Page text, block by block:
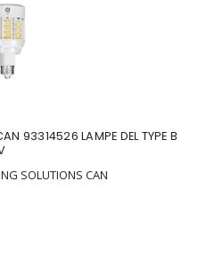
93314526 LAMPE DEL TYPE B
SOLUTIONS CAN